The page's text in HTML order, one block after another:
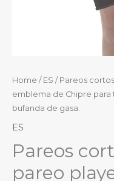
Home / ES / Pareos
emblema de Chipre para
bufanda de gasa.
ES
Pareos
pareo